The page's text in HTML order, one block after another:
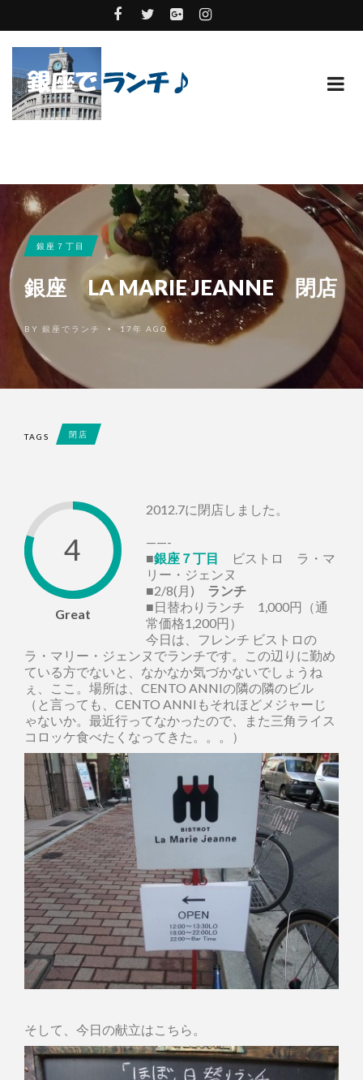
銀座７丁目
銀座 LA MARIE JEANNE 閉店
BY 銀座でランチ • 17年 AGO
TAGS 閉店
4
Great
2012.7に閉店しました。
——-
■銀座７丁目
ビストロ ラ・マ
リー・ジェンヌ
■2/8(月) ランチ
■日替わりランチ 1,000円（通
常価格1,200円）
今日は、フレンチ ビストロの
ラ・マリー・ジェンヌでランチです。この辺りに勤め
ている方でないと、なかなか気づかないでしょうね
ぇ、ここ。場所は、CENTO ANNIの隣の隣のビル
（と言っても、CENTO ANNIもそれほどメジャーじ
ゃないか。最近行ってなかったので、また三角ライス
コロッケ食べたくなってきた。。。）
そして、今日の献立はこちら。